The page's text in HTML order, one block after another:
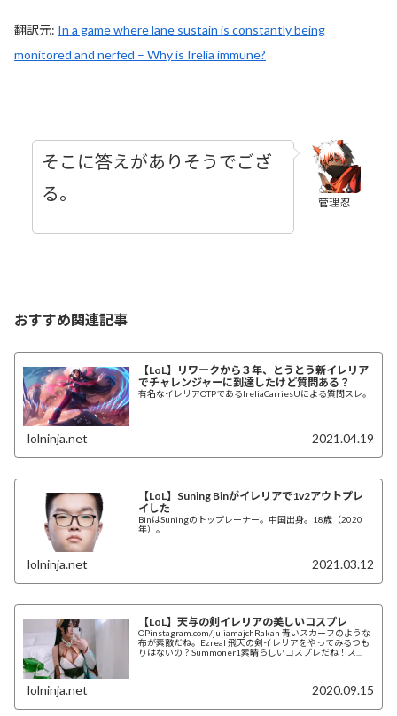
翻訳元: In a game where lane sustain is constantly being
monitored and nerfed – Why is Irelia immune?
管理忍
そこに答えがありそうでござ
る。
おすすめ関連記事
【LoL】リワークから３年、とうとう新イレリア
でチャレンジャーに到達したけど質問ある？
有名なイレリアOTPであるIreliaCarriesUによる質問スレ。
lolninja.net 2021.04.19
【LoL】Suning Binがイレリアで1v2アウトプレ
イした
BinはSuningのトップレーナー。中国出身。18歳（2020
年）。
lolninja.net 2021.03.12
【LoL】天与の剣イレリアの美しいコスプレ
OPinstagram.com/juliamajchRakan 青いスカーフのような
布が素敵だね。Ezreal 飛天の剣イレリアをやってみるつも
りはないの？Summoner1素晴らしいコスプレだね！ス...
lolninja.net 2020.09.15